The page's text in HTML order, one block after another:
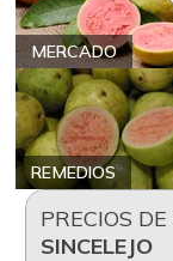
MERCADO
REMEDIOS
PRECIOS DE
SINCELEJO